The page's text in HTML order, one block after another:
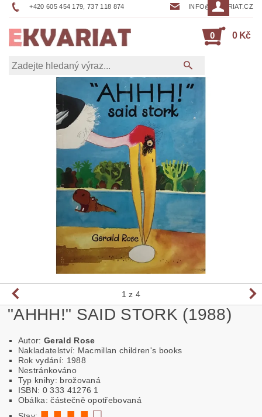
+420 605 454 179, 737 118 874 INFO@EKVARIAT.CZ
0 0 Kč
1 z 4
"AHHH!" SAID STORK (1988)
Autor: Gerald Rose
Nakladatelství: Macmillan children's books
Rok vydání: 1988
Nestránkováno
Typ knihy: brožovaná
ISBN: 0 333 41276 1
Obálka: částečně opotřebovaná
■ ■ ■ ■ □